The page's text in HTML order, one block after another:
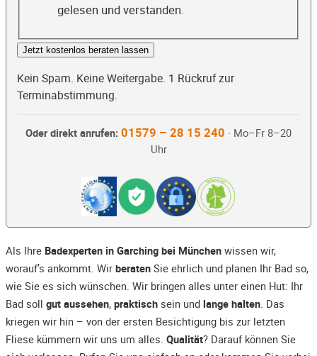
gelesen und verstanden.
Jetzt kostenlos beraten lassen
Kein Spam. Keine Weitergabe. 1 Rückruf zur
Terminabstimmung.
Oder direkt anrufen: 01579 – 28 15 240 · Mo–Fr 8–20
Uhr
Als Ihre Badexperten in Garching bei München wissen wir,
worauf’s ankommt. Wir beraten Sie ehrlich und planen Ihr Bad so,
wie Sie es sich wünschen. Wir bringen alles unter einen Hut: Ihr
Bad soll gut aussehen, praktisch sein und lange halten. Das
kriegen wir hin – von der ersten Besichtigung bis zur letzten
Fliese kümmern wir uns um alles. Qualität? Darauf können Sie